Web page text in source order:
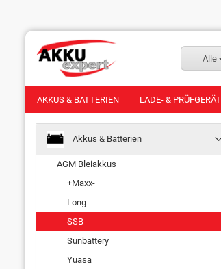
Alle
AKKUS & BATTERIEN LADE- &
Akkus & Batterien
AGM Bleiakkus
+Maxx-
Long
SSB
Sunbattery
Yuasa